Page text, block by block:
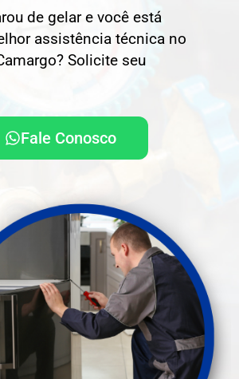
de gelar e você está
assistência técnica no
Solicite seu
Fale Conosco